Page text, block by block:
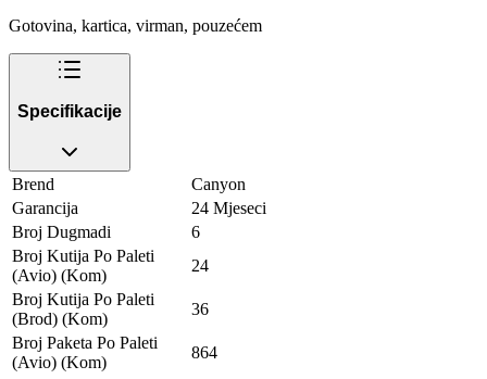
Gotovina, kartica, virman, pouzećem
Specifikacije
Brend
Canyon
Garancija
24 Mjeseci
Broj Dugmadi
6
Broj Kutija Po Paleti
(Avio) (Kom)
24
Broj Kutija Po Paleti
(Brod) (Kom)
36
Broj Paketa Po Paleti
(Avio) (Kom)
864